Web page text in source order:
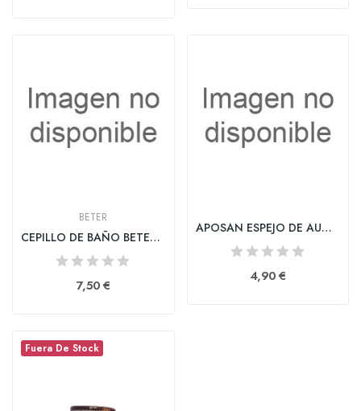
BETER
CEPILLO DE BAÑO BETER MANGO PLASTICO 1 UNIDAD
7,50 €
APOSAN ESPEJO DE AUMENTOS
4,90 €
Fuera De Stock